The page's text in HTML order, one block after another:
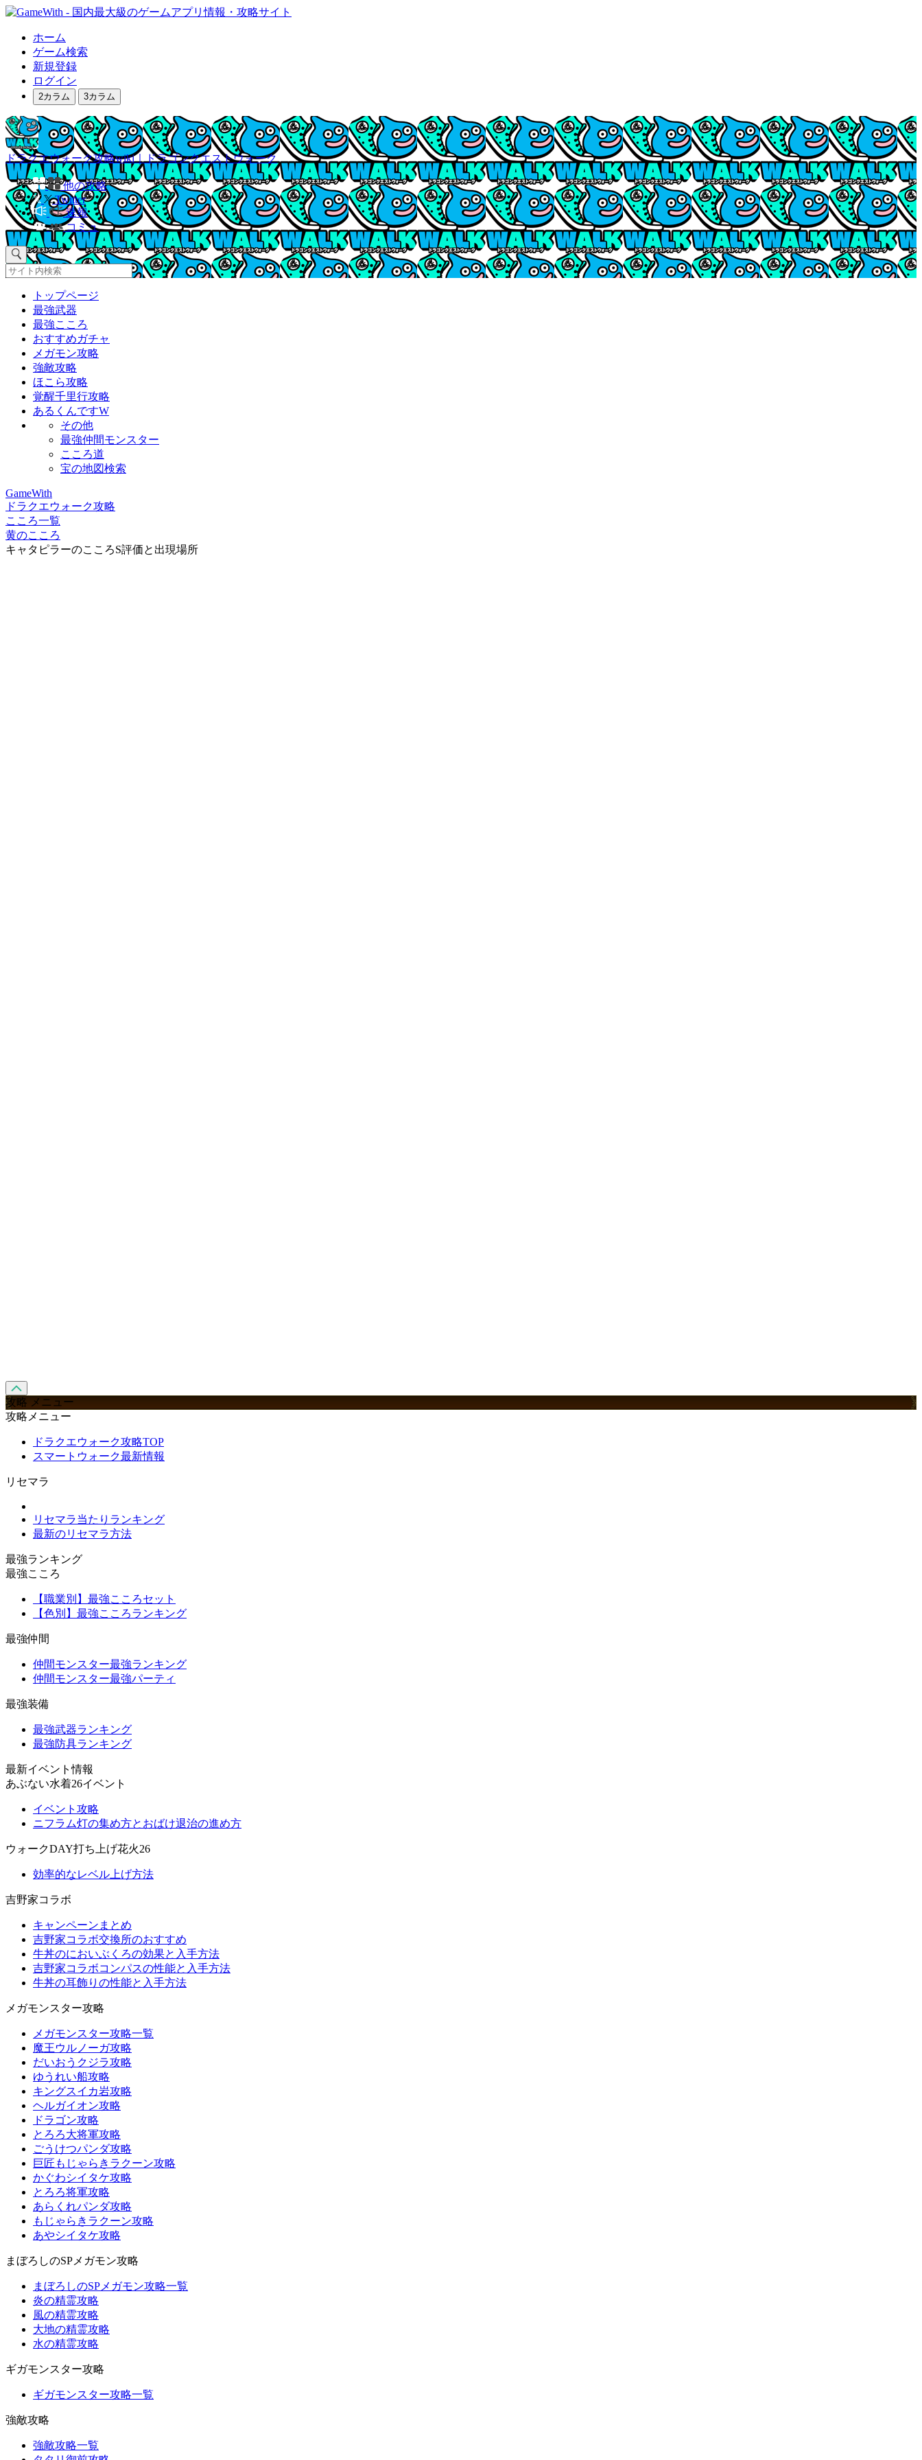
ホーム
ゲーム検索
新規登録
ログイン
2カラム 3カラム
ドラクエウォーク攻略wiki｜ドラゴンクエストウォーク
他の攻略
Twitter
速報
コミュ
トップページ
最強武器
最強こころ
おすすめガチャ
メガモン攻略
強敵攻略
ほこら攻略
覚醒千里行攻略
あるくんですW
その他
最強仲間モンスター
こころ道
宝の地図検索
GameWith
ドラクエウォーク攻略
こころ一覧
黄のこころ
キャタピラーのこころS評価と出現場所
攻略 メニュー
攻略メニュー
ドラクエウォーク攻略TOP
スマートウォーク最新情報
リセマラ
リセマラ当たりランキング
最新のリセマラ方法
最強ランキング
最強こころ
【職業別】最強こころセット
【色別】最強こころランキング
最強仲間
仲間モンスター最強ランキング
仲間モンスター最強パーティ
最強装備
最強武器ランキング
最強防具ランキング
最新イベント情報
あぶない水着26イベント
イベント攻略
ニフラム灯の集め方とおばけ退治の進め方
ウォークDAY打ち上げ花火26
効率的なレベル上げ方法
吉野家コラボ
キャンペーンまとめ
吉野家コラボ交換所のおすすめ
牛丼のにおいぶくろの効果と入手方法
吉野家コラボコンパスの性能と入手方法
牛丼の耳飾りの性能と入手方法
メガモンスター攻略
メガモンスター攻略一覧
魔王ウルノーガ攻略
だいおうクジラ攻略
ゆうれい船攻略
キングスイカ岩攻略
ヘルガイオン攻略
ドラゴン攻略
とろろ大将軍攻略
ごうけつパンダ攻略
巨匠もじゃらきラクーン攻略
かぐわシイタケ攻略
とろろ将軍攻略
あらくれパンダ攻略
もじゃらきラクーン攻略
あやシイタケ攻略
まぼろしのSPメガモン攻略
まぼろしのSPメガモン攻略一覧
炎の精霊攻略
風の精霊攻略
大地の精霊攻略
水の精霊攻略
ギガモンスター攻略
ギガモンスター攻略一覧
強敵攻略
強敵攻略一覧